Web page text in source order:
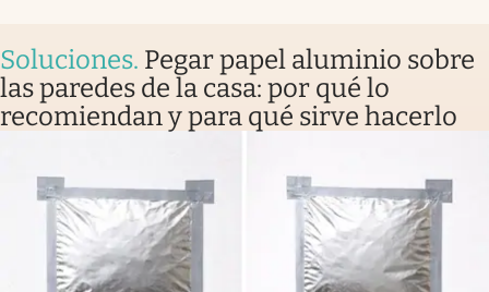
Soluciones. Pegar papel aluminio sobre
las paredes de la casa: por qué lo
recomiendan y para qué sirve hacerlo